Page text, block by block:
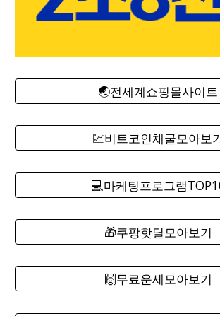
🌏전세계쇼핑몰사이트
💹비트코인채굴모아보
💻마케팅프로그램
🎁쿠팡핫딜모아보기
🙌무료운세모아보기